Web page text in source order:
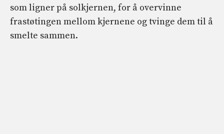
som ligner på solkjernen, for å overvinne
frastøtingen mellom kjernene og tvinge dem til å
smelte sammen.